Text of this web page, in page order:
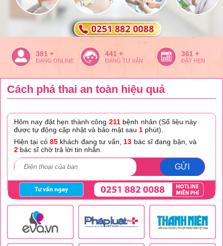
381 +
ĐANG ONLINE
441 +
ĐANG TƯ VẤN
361 +
ĐẶT HẸN
Cách phá thai an toàn hiệu quả
Hôm nay đặt hẹn thành công 211bệnh nhân (Số liệu này
được tự động cập nhật và bảo mật sau 1phút).
Hiện tại có 85 khách đang tư vấn, 13 bác sĩ đang bận, và
2bác sĩ chờ trả lời tin nhắn.
GỬI